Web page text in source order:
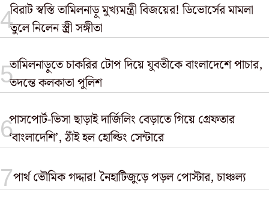
বিরাট স্বস্তি তামিলনাড়ু মুখ্যমন্ত্রী বিজয়ের! ডিভোর্সের মামলা
তুলে নিলেন স্ত্রী সঙ্গীতা
তামিলনাড়ুতে চাকরির টোপ দিয়ে যুবতীকে বাংলাদেশে পাচার,
তদন্তে কলকাতা পুলিশ
পাসপোর্ট-ভিসা ছাড়াই দার্জিলিং বেড়াতে গিয়ে গ্রেফতার
‘বাংলাদেশি’, ঠাঁই হল হোল্ডিং সেন্টারে
পার্থ ভৌমিক গদ্দার! নৈহাটিজুড়ে পড়ল পোস্টার, চাঞ্চল্য